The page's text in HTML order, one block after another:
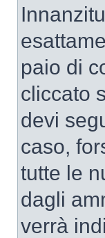
paio di
cliccato
devi
caso,
tutte le
dagli
verrà